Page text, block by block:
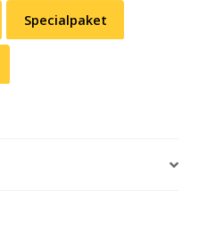
Specialpaket